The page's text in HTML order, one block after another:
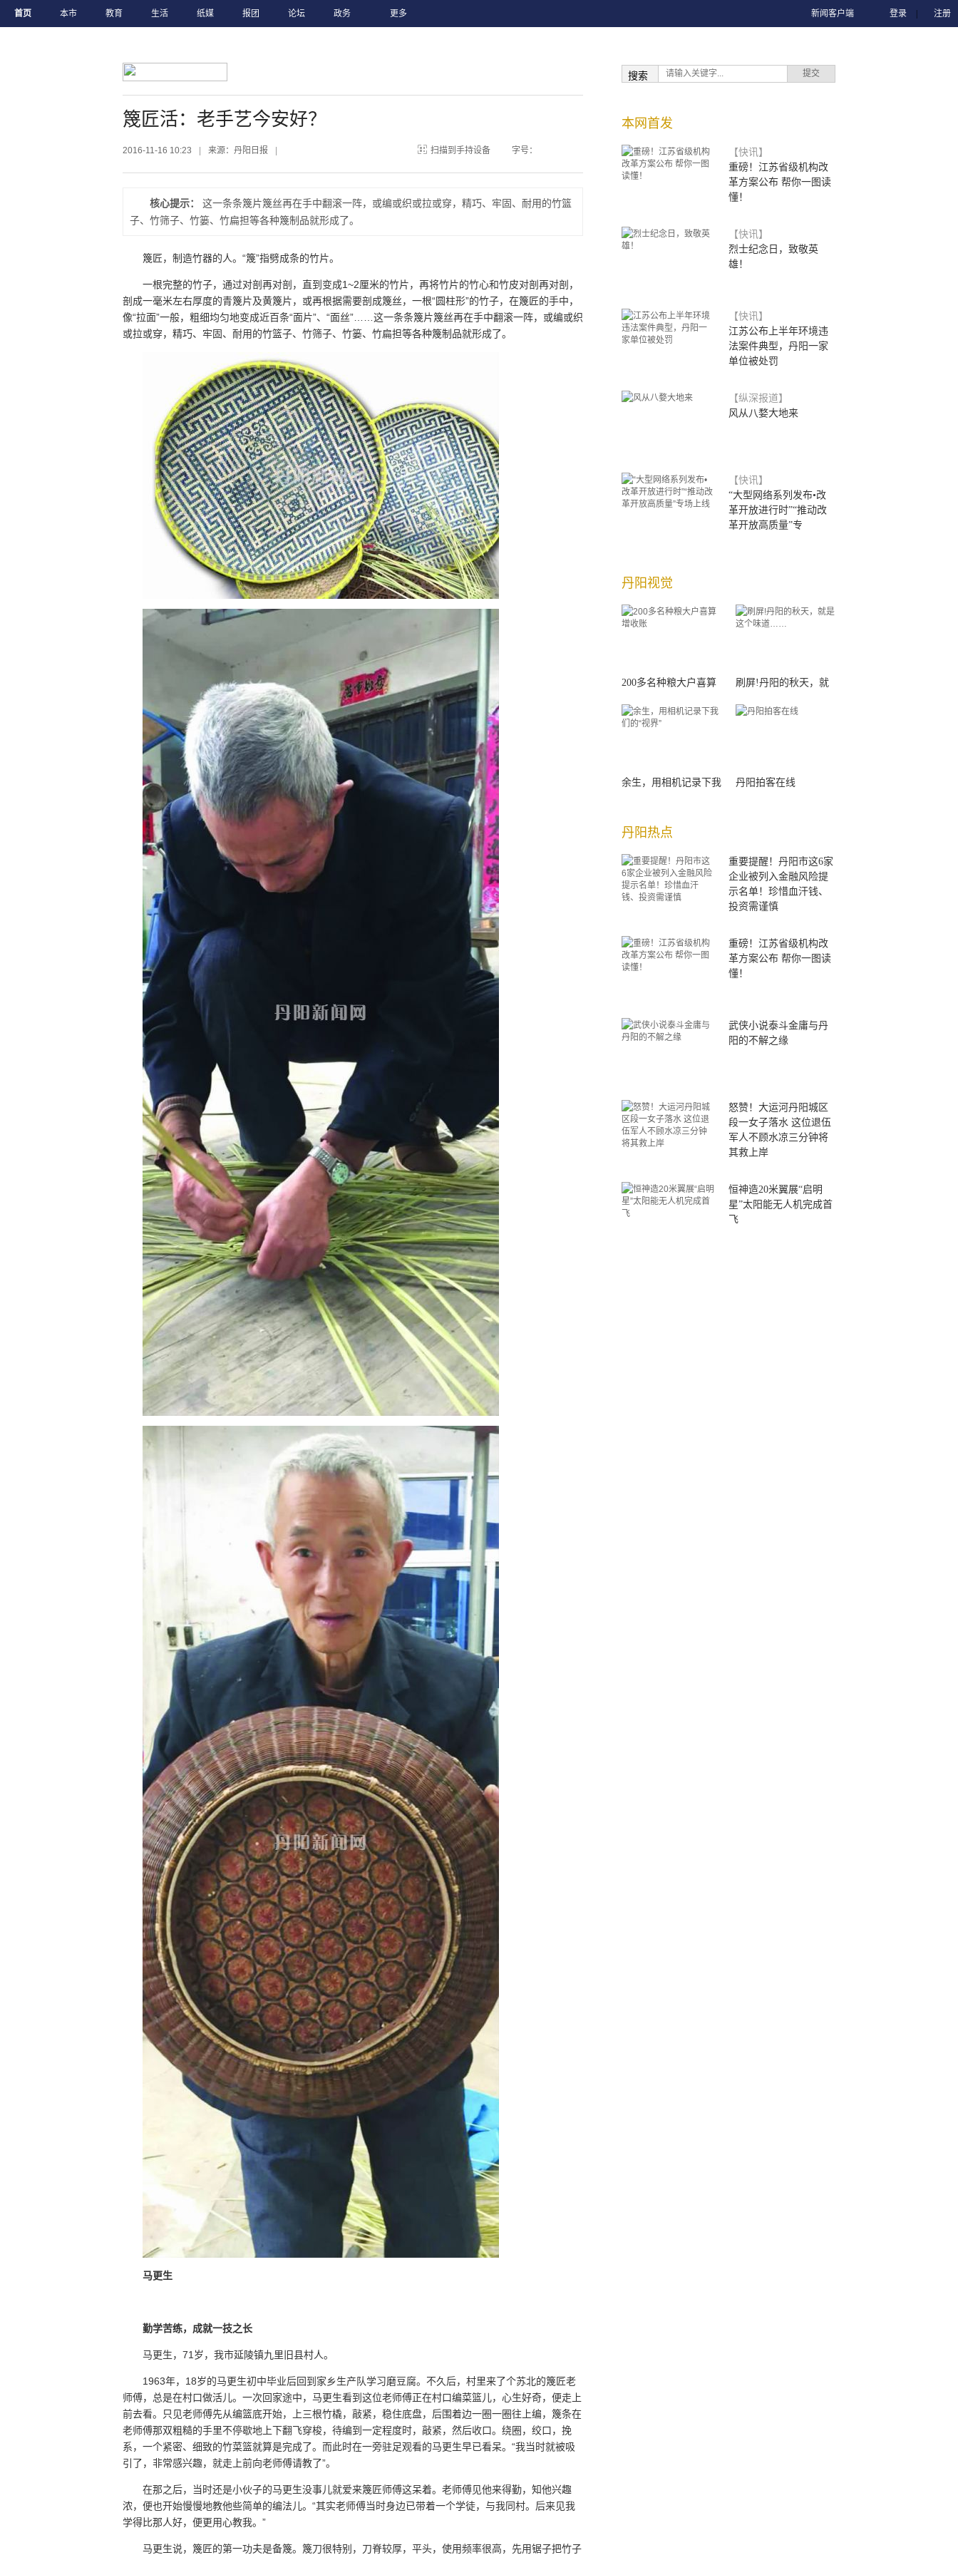
首页 本市 教育 生活 纸媒 报团 论坛 政务 更多 新闻客户端 登录 注册
篾匠活：老手艺今安好？
2016-11-16 10:23 来源：丹阳日报 扫描到手持设备 字号：
核心提示：
这一条条篾片篾丝再在手中翻滚一阵，或编或织或拉或穿，精巧、牢固、耐用的竹篮
子、竹筛子、竹篓、竹扁担等各种篾制品就形成了。
篾匠，制造竹器的人。“篾”指劈成条的竹片。
一根完整的竹子，通过对剖再对剖，直到变成1~2厘米的竹片，再将竹片的竹心和竹皮对剖再对剖，
剖成一毫米左右厚度的青篾片及黄篾片，或再根据需要剖成篾丝，一根“圆柱形”的竹子，在篾匠的手中，
像“拉面”一般，粗细均匀地变成近百条“面片”、“面丝”……这一条条篾片篾丝再在手中翻滚一阵，或编或织
或拉或穿，精巧、牢固、耐用的竹篮子、竹筛子、竹篓、竹扁担等各种篾制品就形成了。
马更生
勤学苦练，成就一技之长
马更生，71岁，我市延陵镇九里旧县村人。
1963年，18岁的马更生初中毕业后回到家乡生产队学习磨豆腐。不久后，村里来了个苏北的篾匠老
师傅，总是在村口做活儿。一次回家途中，马更生看到这位老师傅正在村口编菜篮儿，心生好奇，便走上
前去看。只见老师傅先从编篮底开始，上三根竹橇，敲紧，稳住底盘，后围着边一圈一圈往上编，篾条在
老师傅那双粗糙的手里不停歇地上下翻飞穿梭，待编到一定程度时，敲紧，然后收口。绕圈，绞口，挽
系，一个紧密、细致的竹菜篮就算是完成了。而此时在一旁驻足观看的马更生早已看呆。“我当时就被吸
引了，非常感兴趣，就走上前向老师傅请教了”。
在那之后，当时还是小伙子的马更生没事儿就爱来篾匠师傅这呆着。老师傅见他来得勤，知他兴趣
浓，便也开始慢慢地教他些简单的编法儿。“其实老师傅当时身边已带着一个学徒，与我同村。后来见我
学得比那人好，便更用心教我。”
马更生说，篾匠的第一功夫是备篾。篾刀很特别，刀脊较厚，平头，使用频率很高，先用锯子把竹子
搜索
本网首发
【快讯】
重磅！江苏省级机构改
革方案公布 帮你一图读
懂！
【快讯】
烈士纪念日，致敬英
雄！
【快讯】
江苏公布上半年环境违
法案件典型，丹阳一家
单位被处罚
【纵深报道】
风从八婺大地来
【快讯】
“大型网络系列发布•改
革开放进行时”“推动改
革开放高质量”专
丹阳视觉
200多名种粮大户喜算 刷屏!丹阳的秋天，就
余生，用相机记录下我 丹阳拍客在线
丹阳热点
重要提醒！丹阳市这6家
企业被列入金融风险提
示名单！珍惜血汗钱、
投资需谨慎
重磅！江苏省级机构改
革方案公布 帮你一图读
懂！
武侠小说泰斗金庸与丹
阳的不解之缘
怒赞！大运河丹阳城区
段一女子落水 这位退伍
军人不顾水凉三分钟将
其救上岸
恒神造20米翼展“启明
星”太阳能无人机完成首
飞